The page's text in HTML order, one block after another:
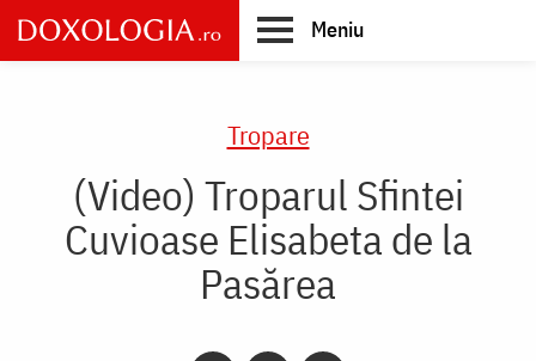
Skip
to
main
Meniu
Tropare
(Video) Troparul Sfintei
Cuvioase Elisabeta de la
Pasărea